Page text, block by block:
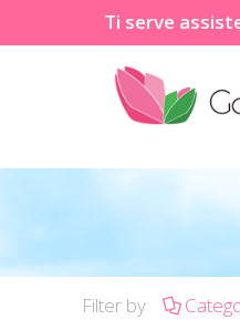
Ti serve
Filter by